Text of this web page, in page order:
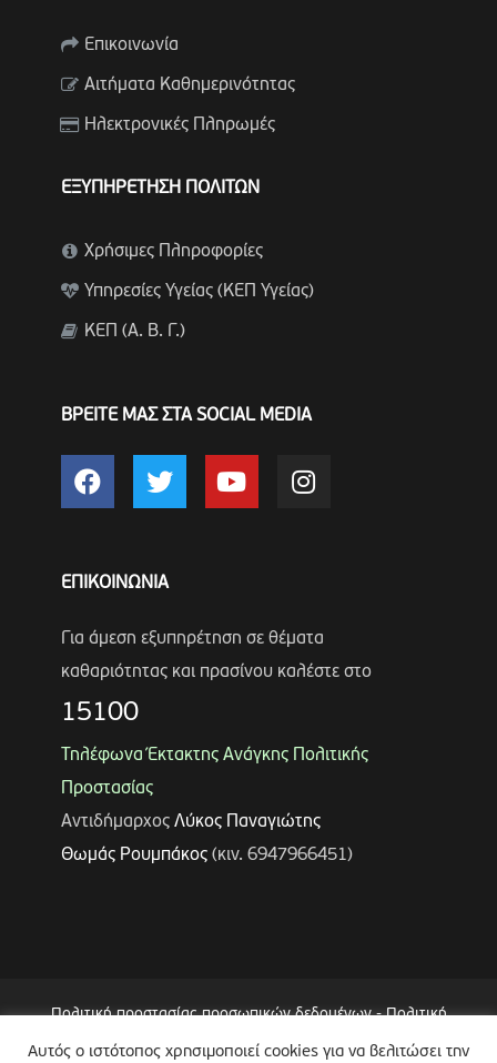
Επικοινωνία
Αιτήματα Καθημερινότητας
Ηλεκτρονικές Πληρωμές
ΕΞΥΠΗΡΕΤΗΣΗ ΠΟΛΙΤΩΝ
Χρήσιμες Πληροφορίες
Υπηρεσίες Υγείας (ΚΕΠ Υγείας)
ΚΕΠ (Α. Β. Γ.)
ΒΡΕΙΤΕ ΜΑΣ ΣΤΑ SOCIAL MEDIA
ΕΠΙΚΟΙΝΩΝΙΑ
Για άμεση εξυπηρέτηση σε θέματα
καθαριότητας και πρασίνου καλέστε στο
15100
Τηλέφωνα Έκτακτης Ανάγκης Πολιτικής
Προστασίας
Αντιδήμαρχος Λύκος Παναγιώτης
Θωμάς Ρουμπάκος(κιν. 6947966451)
Πολιτική προστασίας προσωπικών δεδομένων-Πολιτική
Επεξεργασίας Δεδομένων μέσω Συστήματος Βιντεοεπιτήρησης
Αυτός ο ιστότοπος χρησιμοποιεί cookies για να βελιτώσει την